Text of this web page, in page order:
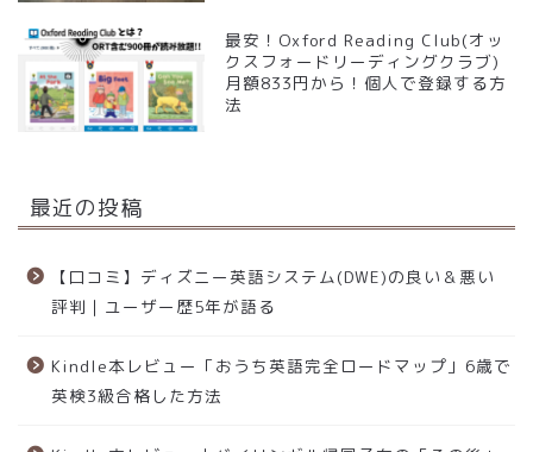
最安！Oxford Reading Club(オッ
クスフォードリーディングクラブ)
月額833円から！個人で登録する方
法
最近の投稿
【口コミ】ディズニー英語システム(DWE)の良い＆悪い
評判｜ユーザー歴5年が語る
Kindle本レビュー「おうち英語完全ロードマップ」6歳で
英検3級合格した方法